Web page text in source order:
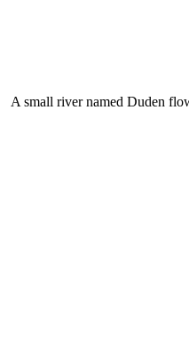
A small river named Duden